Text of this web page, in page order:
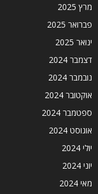
מרץ 2025
פברואר 2025
ינואר 2025
דצמבר 2024
נובמבר 2024
אוקטובר 2024
ספטמבר 2024
אוגוסט 2024
יולי 2024
יוני 2024
מאי 2024